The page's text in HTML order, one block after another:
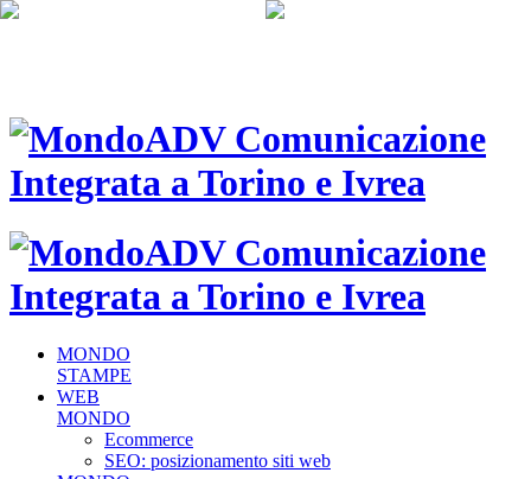
MONDO
STAMPE
WEB
MONDO
Ecommerce
SEO: posizionamento siti web